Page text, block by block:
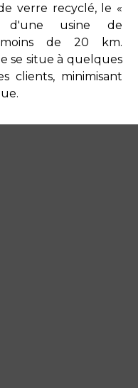
verre recyclé, le «
usine de
de 20 km.
se situe à quelques
clients, minimisant